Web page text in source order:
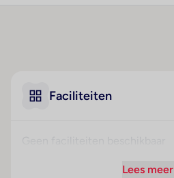
Faciliteiten
Lees meer